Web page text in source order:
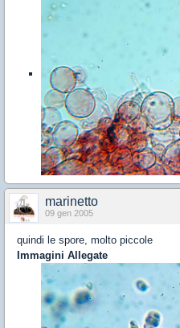
marinetto
09 gen 2005
quindi le spore, molto piccole
Immagini Allegate